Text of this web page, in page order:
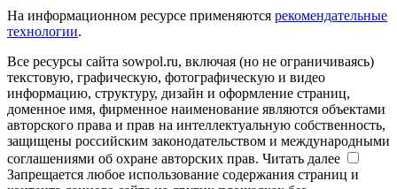
На информационном ресурсе применяются рекомендательные
технологии.
Все ресурсы сайта sowpol.ru, включая (но не ограничиваясь)
текстовую, графическую, фотографическую и видео
информацию, структуру, дизайн и оформление страниц,
доменное имя, фирменное наименование являются объектами
авторского права и прав на интеллектуальную собственность,
защищены российским законодательством и международными
соглашениями об охране авторских прав. Читать далее
Запрещается любое использование содержания страниц и